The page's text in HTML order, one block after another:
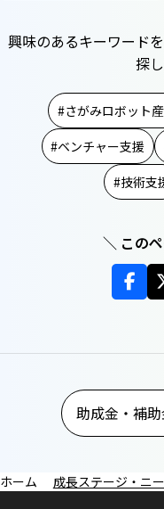
興味のあるキーワード
探
さがみロボット
ベンチャー支援
技術支
＼ この
助成金・補
成長ステージ・ニ